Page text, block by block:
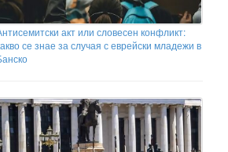
акт или словесен конфликт:
се знае за случая с еврейски младежи в